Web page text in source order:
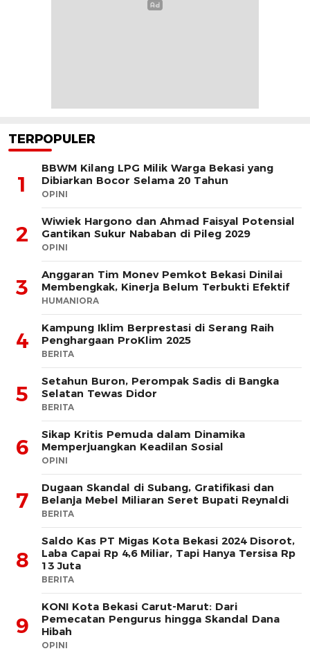
TERPOPULER
1
BBWM Kilang LPG Milik Warga Bekasi yang
Dibiarkan Bocor Selama 20 Tahun
OPINI
2
Wiwiek Hargono dan Ahmad Faisyal Potensial
Gantikan Sukur Nababan di Pileg 2029
OPINI
3
Anggaran Tim Monev Pemkot Bekasi Dinilai
Membengkak, Kinerja Belum Terbukti Efektif
HUMANIORA
4
Kampung Iklim Berprestasi di Serang Raih
Penghargaan ProKlim 2025
BERITA
5
Setahun Buron, Perompak Sadis di Bangka
Selatan Tewas Didor
BERITA
6
Sikap Kritis Pemuda dalam Dinamika
Memperjuangkan Keadilan Sosial
OPINI
7
Dugaan Skandal di Subang, Gratifikasi dan
Belanja Mebel Miliaran Seret Bupati Reynaldi
BERITA
8
Saldo Kas PT Migas Kota Bekasi 2024 Disorot,
Laba Capai Rp 4,6 Miliar, Tapi Hanya Tersisa Rp
13 Juta
BERITA
9
KONI Kota Bekasi Carut-Marut: Dari
Pemecatan Pengurus hingga Skandal Dana
Hibah
OPINI